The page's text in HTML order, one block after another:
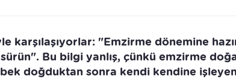
karşılaşıyorlar: "Emzirme dönemine
Bu bilgi yanlış, çünkü emzirme
doğduktan sonra kendi kendine